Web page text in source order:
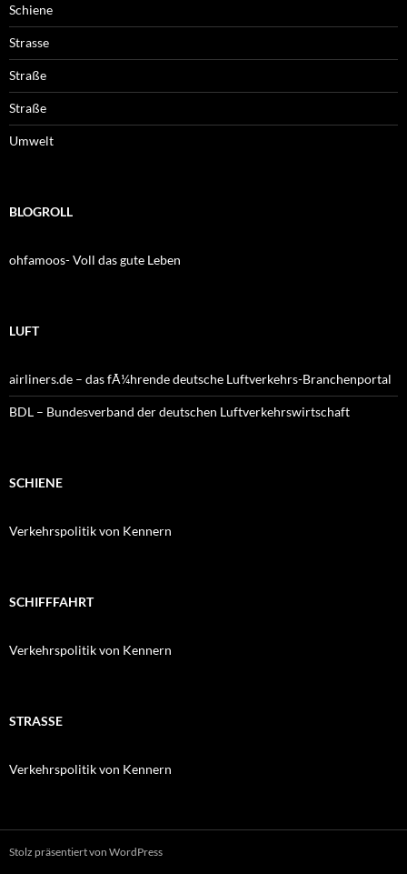
Schiene
Strasse
Straße
Straße
Umwelt
BLOGROLL
ohfamoos- Voll das gute Leben
LUFT
airliners.de – das fÃ¼hrende deutsche Luftverkehrs-Branchenportal
BDL – Bundesverband der deutschen Luftverkehrswirtschaft
SCHIENE
Verkehrspolitik von Kennern
SCHIFFFAHRT
Verkehrspolitik von Kennern
STRASSE
Verkehrspolitik von Kennern
Stolz präsentiert von WordPress